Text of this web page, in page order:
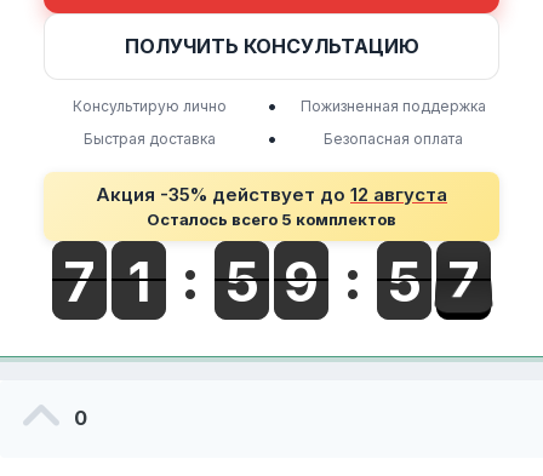
ПОЛУЧИТЬ КОНСУЛЬТАЦИЮ
Консультирую лично •
Пожизненная поддержка
Быстрая доставка
• Безопасная оплата
Акция -35% действует до 12 августа
Осталось всего 5 комплектов
0